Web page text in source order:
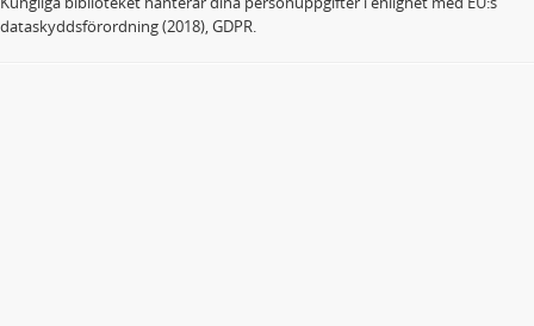
dataskyddsförordning (2018), GDPR.